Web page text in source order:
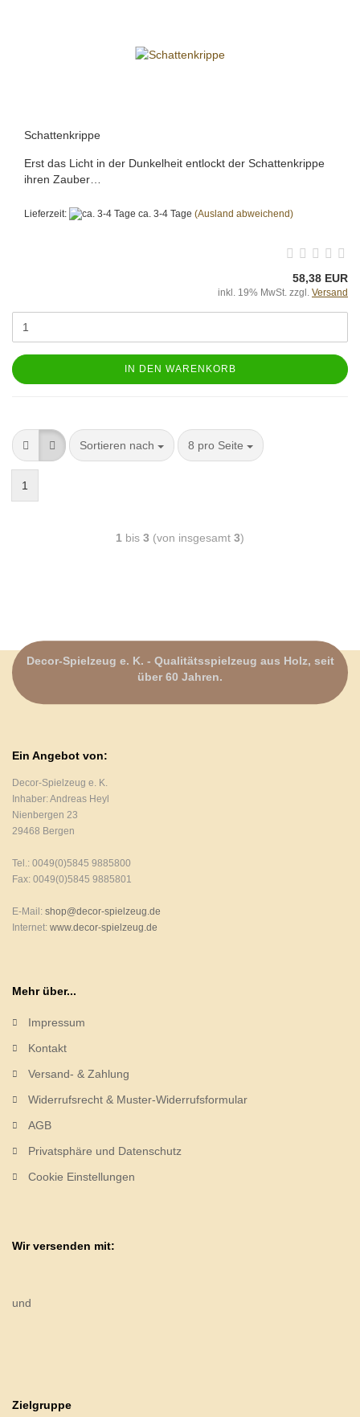
Schattenkrippe
Erst das Licht in der Dunkelheit entlockt der Schattenkrippe
ihren Zauber…
Lieferzeit: ca. 3-4 Tage (Ausland abweichend)
58,38 EUR
inkl. 19% MwSt. zzgl. Versand
IN DEN WARENKORB
Sortieren nach 8 pro Seite
1
1 bis 3 (von insgesamt 3)
Decor-Spielzeug e. K. - Qualitätsspielzeug aus Holz, seit
über 60 Jahren.
Ein Angebot von:
Decor-Spielzeug e. K.
Inhaber: Andreas Heyl
Nienbergen 23
29468 Bergen
Tel.: 0049(0)5845 9885800
Fax: 0049(0)5845 9885801
E-Mail: shop@decor-spielzeug.de
Internet: www.decor-spielzeug.de
Mehr über...
Impressum
Kontakt
Versand- & Zahlung
Widerrufsrecht & Muster-Widerrufsformular
AGB
Privatsphäre und Datenschutz
Cookie Einstellungen
Wir versenden mit:
und
Zielgruppe